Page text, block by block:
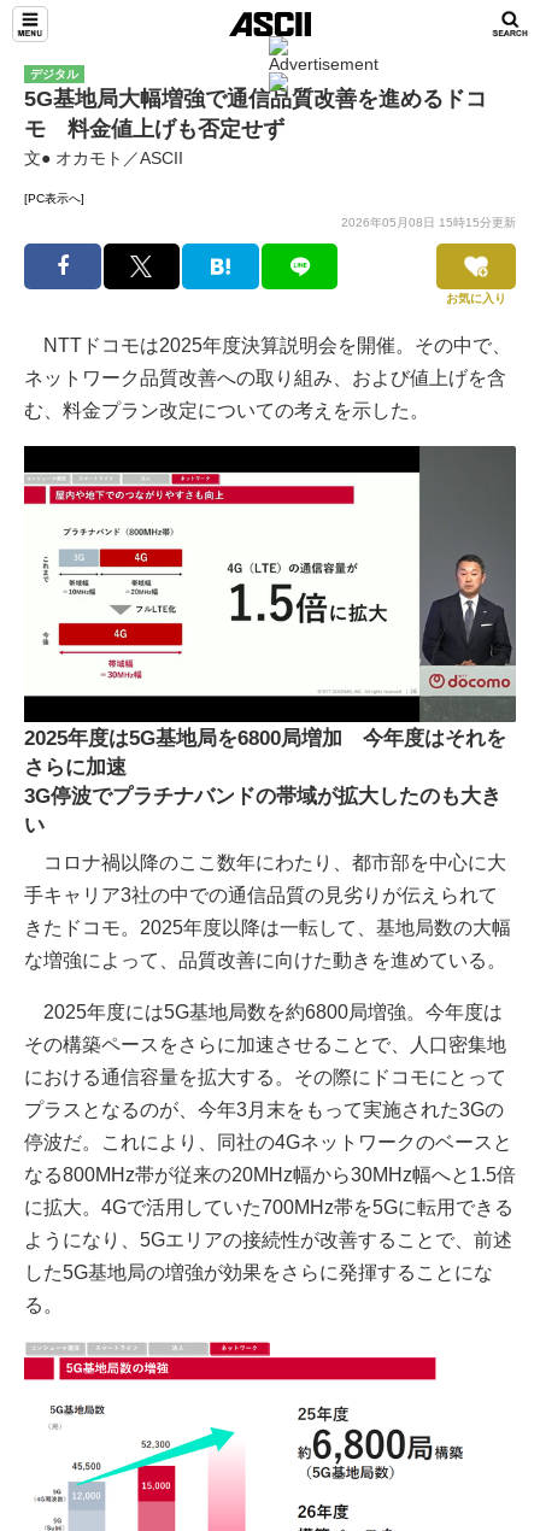
デジタル
5G基地局大幅増強で通信品質改善を進めるドコ
モ 料金値上げも否定せず
文● オカモト／ASCII
[PC表示へ]
2026年05月08日 15時15分更新
お気に入り
NTTドコモは2025年度決算説明会を開催。その中で、
ネットワーク品質改善への取り組み、および値上げを含
む、料金プラン改定についての考えを示した。
2025年度は5G基地局を6800局増加 今年度はそれを
さらに加速
3G停波でプラチナバンドの帯域が拡大したのも大き
い
コロナ禍以降のここ数年にわたり、都市部を中心に大
手キャリア3社の中での通信品質の見劣りが伝えられて
きたドコモ。2025年度以降は一転して、基地局数の大幅
な増強によって、品質改善に向けた動きを進めている。
2025年度には5G基地局数を約6800局増強。今年度は
その構築ペースをさらに加速させることで、人口密集地
における通信容量を拡大する。その際にドコモにとって
プラスとなるのが、今年3月末をもって実施された3Gの
停波だ。これにより、同社の4Gネットワークのベースと
なる800MHz帯が従来の20MHz幅から30MHz幅へと1.5倍
に拡大。4Gで活用していた700MHz帯を5Gに転用できる
ようになり、5Gエリアの接続性が改善することで、前述
した5G基地局の増強が効果をさらに発揮することにな
る。